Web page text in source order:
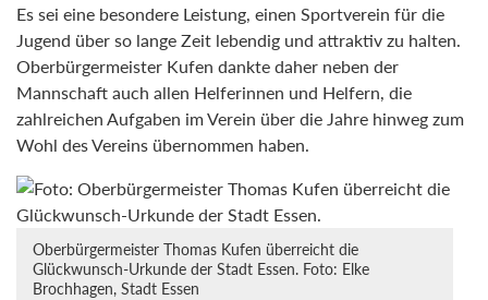
Es sei eine besondere Leistung, einen Sportverein für die
Jugend über so lange Zeit lebendig und attraktiv zu halten.
Oberbürgermeister Kufen dankte daher neben der
Mannschaft auch allen Helferinnen und Helfern, die
zahlreichen Aufgaben im Verein über die Jahre hinweg zum
Wohl des Vereins übernommen haben.
Oberbürgermeister Thomas Kufen überreicht die
Glückwunsch-Urkunde der Stadt Essen. Foto: Elke
Brochhagen, Stadt Essen